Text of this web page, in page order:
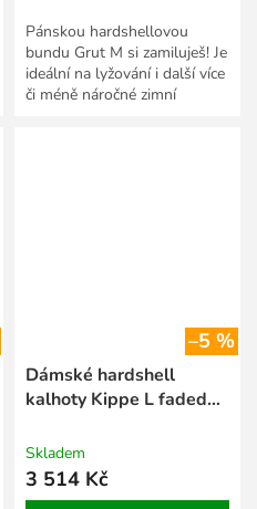
Pánskou hardshellovou
bundu Grut M si zamiluješ! Je
ideální na lyžování i další více
či méně náročné zimní
–5 %
Dámské hardshell
kalhoty Kippe L faded
Skladem
3 514 Kč